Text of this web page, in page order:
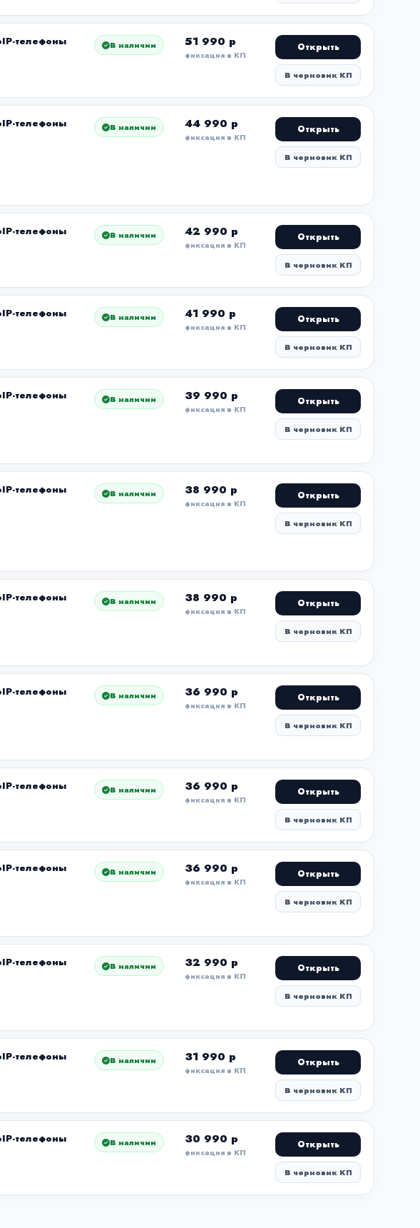
телефоны В наличии 51 990 р
фиксация в КП
Открыть
В черновик КП
телефоны В наличии 44 990 р
фиксация в КП
Открыть
В черновик КП
телефоны В наличии 42 990 р
фиксация в КП
Открыть
В черновик КП
телефоны В наличии 41 990 р
фиксация в КП
Открыть
В черновик КП
телефоны В наличии 39 990 р
фиксация в КП
Открыть
В черновик КП
телефоны В наличии 38 990 р
фиксация в КП
Открыть
В черновик КП
телефоны В наличии 38 990 р
фиксация в КП
Открыть
В черновик КП
телефоны В наличии 36 990 р
фиксация в КП
Открыть
В черновик КП
телефоны В наличии 36 990 р
фиксация в КП
Открыть
В черновик КП
телефоны В наличии 36 990 р
фиксация в КП
Открыть
В черновик КП
телефоны В наличии 32 990 р
фиксация в КП
Открыть
В черновик КП
телефоны В наличии 31 990 р
фиксация в КП
Открыть
В черновик КП
телефоны В наличии 30 990 р
фиксация в КП
Открыть
В черновик КП